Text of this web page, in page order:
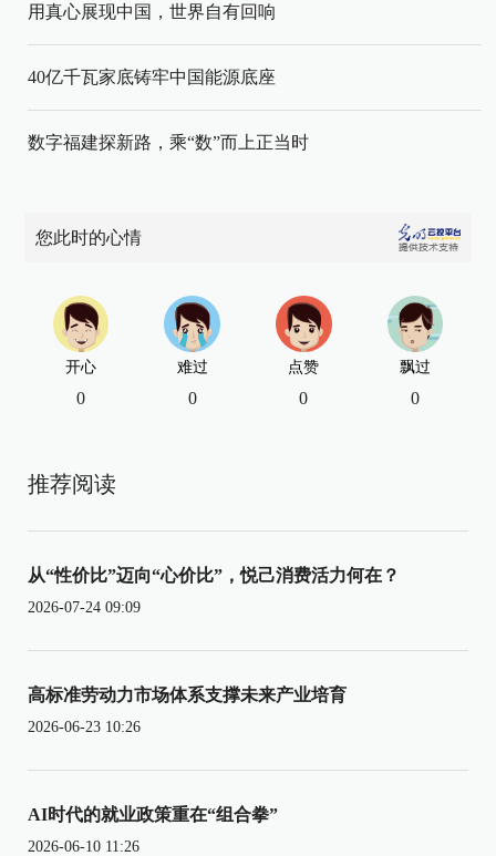
用真心展现中国，世界自有回响
40亿千瓦家底铸牢中国能源底座
数字福建探新路，乘“数”而上正当时
您此时的心情
开心
0
难过
0
点赞
0
飘过
0
推荐阅读
从“性价比”迈向“心价比”，悦己消费活力何在？
2026-07-24 09:09
高标准劳动力市场体系支撑未来产业培育
2026-06-23 10:26
AI时代的就业政策重在“组合拳”
2026-06-10 11:26